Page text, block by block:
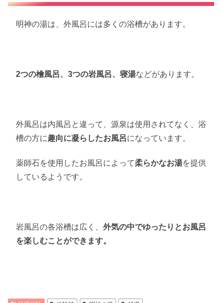
明神の湯は、外風呂には多くの浴槽があります。
2つの檜風呂、3つの岩風呂、寝湯などがあります。
外風呂は内風呂と違って、源泉は使用されてなく、浴
槽の方に趣向に凝らしたお風呂になっています。
薬師石を使用したお風呂によって柔らかなお湯を提供
しているようです。
岩風呂の各浴槽は広く、 外気の中でゆったりとお風呂
を楽しむことができます。